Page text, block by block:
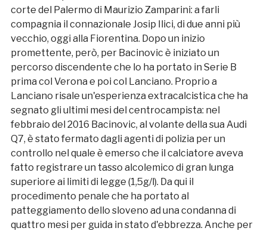
corte del Palermo di Maurizio Zamparini: a farli
compagnia il connazionale Josip Ilici, di due anni più
vecchio, oggi alla Fiorentina. Dopo un inizio
promettente, però, per Bacinovic è iniziato un
percorso discendente che lo ha portato in Serie B
prima col Verona e poi col Lanciano. Proprio a
Lanciano risale un'esperienza extracalcistica che ha
segnato gli ultimi mesi del centrocampista: nel
febbraio del 2016 Bacinovic, al volante della sua Audi
Q7, è stato fermato dagli agenti di polizia per un
controllo nel quale è emerso che il calciatore aveva
fatto registrare un tasso alcolemico di gran lunga
superiore ai limiti di legge (1,5g/l). Da qui il
procedimento penale che ha portato al
patteggiamento dello sloveno ad una condanna di
quattro mesi per guida in stato d'ebbrezza. Anche per